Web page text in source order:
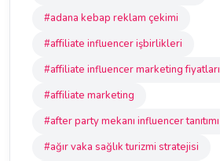
#adana kebap reklam çekimi
#affiliate influencer işbirlikleri
#affiliate influencer marketing fiyatları
#affiliate marketing
#after party mekanı influencer tanıtımı
#ağır vaka sağlık turizmi stratejisi